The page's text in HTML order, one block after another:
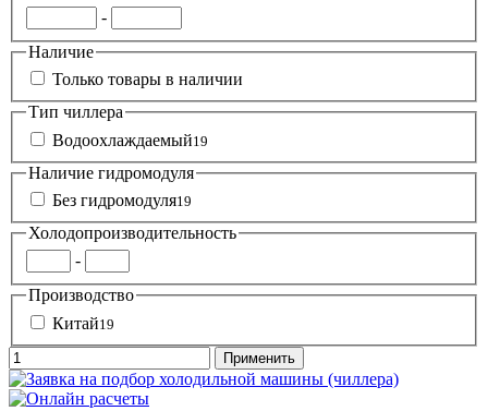
-
Наличие
Только товары в наличии
Тип чиллера
Водоохлаждаемый19
Наличие гидромодуля
Без гидромодуля19
Холодопроизводительность
-
Производство
Китай19